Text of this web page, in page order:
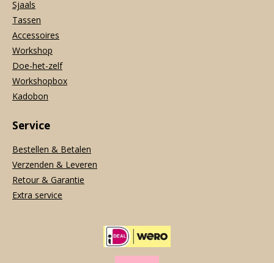
Sjaals
Tassen
Accessoires
Workshop
Doe-het-zelf
Workshopbox
Kadobon
Service
Bestellen & Betalen
Verzenden & Leveren
Retour & Garantie
Extra service